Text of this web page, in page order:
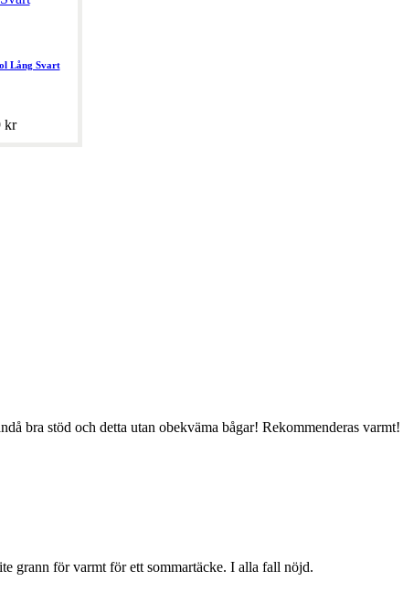
Lång Svart
kr
bra stöd och detta utan obekväma bågar! Rekommenderas
grann för varmt för ett sommartäcke. I alla fall nöjd.